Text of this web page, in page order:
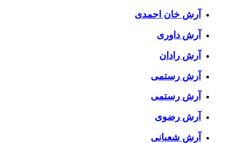
آرش خان احمدی
آرش داوری
آرش رادان
آرش رستمى
آرش رستمی
آرش رضوی
آرش شعبانی